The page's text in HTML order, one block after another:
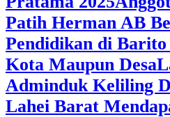
Patih Herman AB
Pendidikan di
Kota Maupun Desa
Adminduk Keliling
Lahei Barat